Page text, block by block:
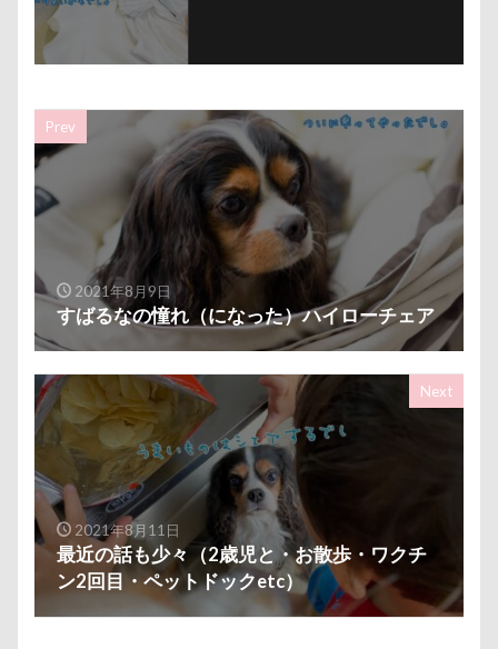
Prev
2021年8月9日
すばるなの憧れ（になった）ハイローチェア
Next
2021年8月11日
最近の話も少々（2歳児と・お散歩・ワクチ
ン2回目・ペットドックetc）
ユウくん
モンブラン
店舗限定色
若狭公園
花闊歩 花菖蒲 花の里
花
舐め舐め
茂来山
舎人公園ドッグラン
舎人公園
舌出し
自業自得
臨港パーク 腸閉塞
脱出
茂原市
茨城県
胡桃ちゃん
葵央（あお）くん
蛇口
薔薇
蕨駅
蕎麦屋
蕎麦 蓼科 茶花茶花
蓮田市
葛飾区
茶太郎くん 葉っぱ
落とし物
萌華ちゃん
萌ちゃん 菜の花
草津国際スキー場
草加市
胸の飾り毛
被り物
粉ミルク
米袋
米沢牛ステーキレストラン un
節分
筑西市 等身大ガンダム
笛吹市